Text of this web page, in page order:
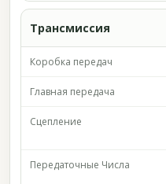
Трансмиссия
Коробка передач
Главная передача
Сцепление
Передаточные Числа